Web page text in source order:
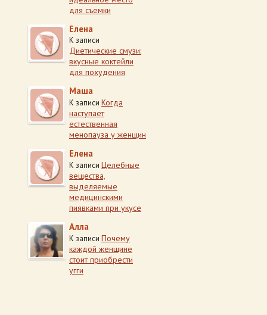
для съемки
Елена
К записи
Диетические смузи:
вкусные коктейли
для похудения
Маша
К записи Когда
наступает
естественная
менопауза у женщин
Елена
К записи Целебные
вещества,
выделяемые
медицинскими
пиявками при укусе
Алла
К записи Почему
каждой женщине
стоит приобрести
угги